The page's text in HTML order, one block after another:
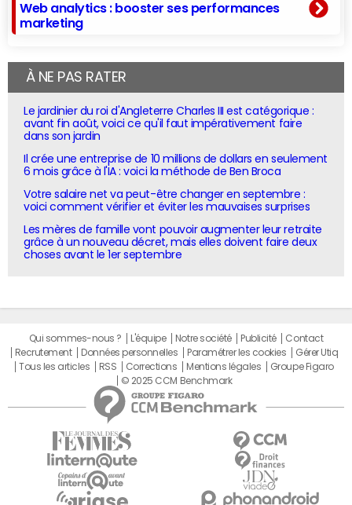
Web analytics : booster ses performances
marketing
À NE PAS RATER
Le jardinier du roi d'Angleterre Charles III est catégorique :
avant fin août, voici ce qu'il faut impérativement faire
dans son jardin
Il crée une entreprise de 10 millions de dollars en seulement
6 mois grâce à l'IA : voici la méthode de Ben Broca
Votre salaire net va peut-être changer en septembre :
voici comment vérifier et éviter les mauvaises surprises
Les mères de famille vont pouvoir augmenter leur retraite
grâce à un nouveau décret, mais elles doivent faire deux
choses avant le 1er septembre
Qui sommes-nous ? L'équipe Notre société Publicité
Contact
Recrutement
Données personnelles Paramétrer les cookies
Gérer Utiq
Tous les articles
RSS Corrections Mentions légales
Groupe Figaro
© 2025 CCM Benchmark